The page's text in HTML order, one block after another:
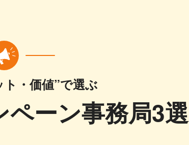
・価値”で選ぶ
ペーン事務局3選